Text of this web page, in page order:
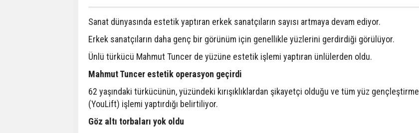
Sanat dünyasında estetik yaptıran erkek sanatçıların sayısı artmaya devam ediyor.
Erkek sanatçıların daha genç bir görünüm için genellikle yüzlerini gerdirdiği görülüyor.
Ünlü türkücü Mahmut Tuncer de yüzüne estetik işlemi yaptıran ünlülerden oldu.
Mahmut Tuncer estetik operasyon geçirdi
62 yaşındaki türkücünün, yüzündeki kırışıklıklardan şikayetçi olduğu ve tüm yüz gençleştirme
(YouLift) işlemi yaptırdığı belirtiliyor.
Göz altı torbaları yok oldu